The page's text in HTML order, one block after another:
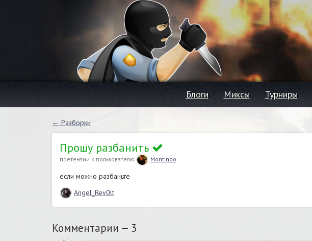
Блоги Миксы Турниры
← Разборки
Прошу разбанить
претензии к пользователю Montinoo
если можно разбаньте
Angel_Rev0lt
Комментарии — 3